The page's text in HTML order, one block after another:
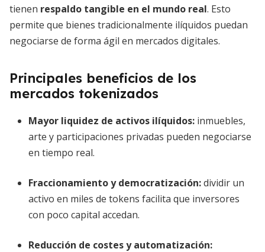
tienen respaldo tangible en el mundo real. Esto
permite que bienes tradicionalmente ilíquidos puedan
negociarse de forma ágil en mercados digitales.
Principales beneficios de los
mercados tokenizados
Mayor liquidez de activos ilíquidos: inmuebles,
arte y participaciones privadas pueden negociarse
en tiempo real.
Fraccionamiento y democratización:dividir un
activo en miles de tokens facilita que inversores
con poco capital accedan.
Reducción de costes y automatización: